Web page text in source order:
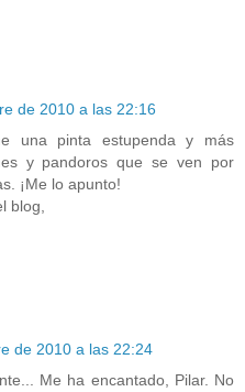
de 2010 a las 22:16
una pinta estupenda y más
y pandoros que se ven por
¡Me lo apunto!
blog,
de 2010 a las 22:24
Me ha encantado, Pilar. No